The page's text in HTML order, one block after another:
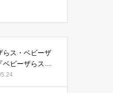
らス・ベビーザ
ベビーザらス・
に出展